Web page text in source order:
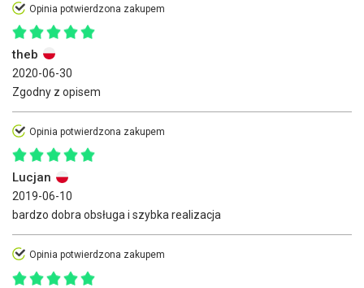
Opinia potwierdzona zakupem
theb
2020-06-30
Zgodny z opisem
Opinia potwierdzona zakupem
Lucjan
2019-06-10
bardzo dobra obsługa i szybka realizacja
Opinia potwierdzona zakupem